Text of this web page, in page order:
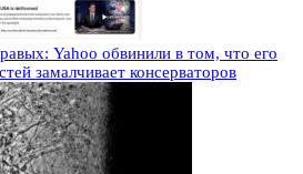
Yahoo обвинили в том, что его
замалчивает консерваторов